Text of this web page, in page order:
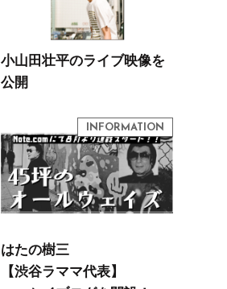
小山田壮平のライブ映像を
公開
はたの樹三
【渋谷ラママ代表】